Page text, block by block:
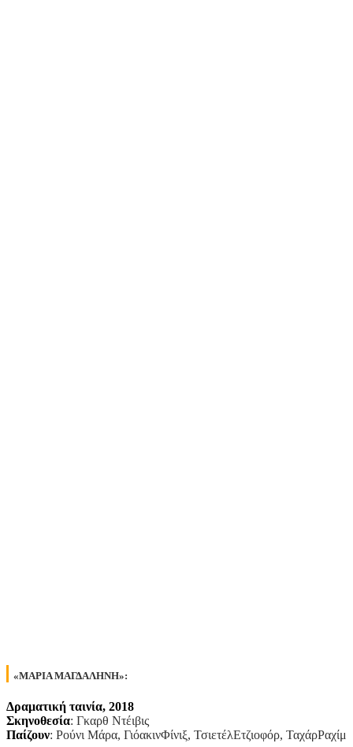
«ΜΑΡΙΑ ΜΑΓΔΑΛΗΝΗ»:
Δραματική ταινία, 2018
Σκηνοθεσία: Γκαρθ Ντέιβις
Παίζουν: Ρούνι Μάρα, ΓιόακινΦίνιξ, ΤσιετέλΕτζιοφόρ, ΤαχάρΡαχίμ